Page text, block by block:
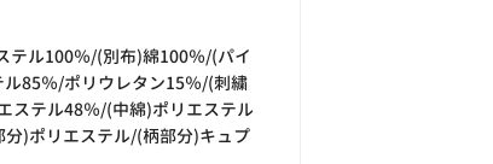
テル100％/(別布)綿100％/(パイ
85％/ポリウレタン15％/(刺繍
ステル48％/(中綿)ポリエステル
)ポリエステル/(柄部分)キュプ